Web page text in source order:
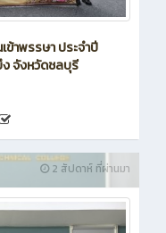
ข้าพรรษา ประจำปี
จังหวัดชลบุรี
2 สัปดาห์ ที่ผ่านมา